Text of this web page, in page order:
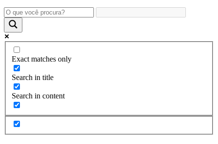
Exact matches only
Search in title
Search in content